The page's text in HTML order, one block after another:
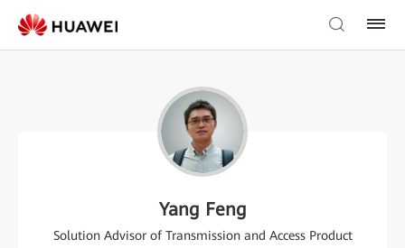
Yang Feng
Solution Advisor of Transmission and Access Product